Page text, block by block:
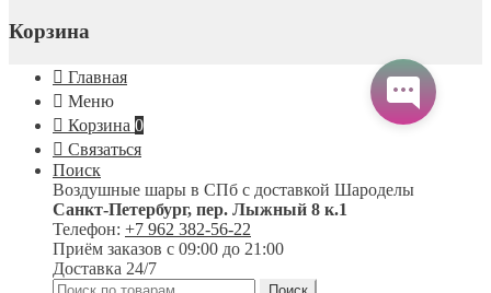
Корзина
Главная
Меню
Корзина 0
Связаться
Поиск
Воздушные шары в СПб с доставкой Шароделы
Санкт-Петербург, пер. Лыжный 8 к.1
Телефон: +7 962 382-56-22
Приём заказов с 09:00 до 21:00
Доставка 24/7
Искать: